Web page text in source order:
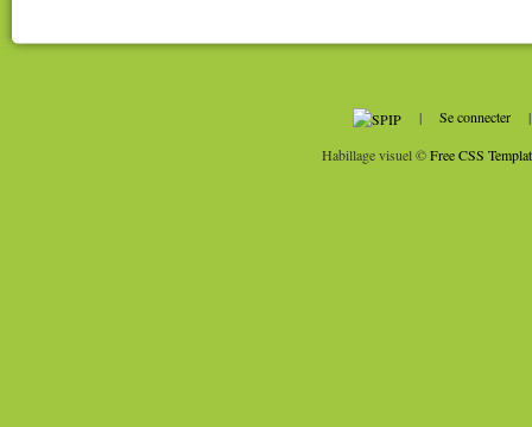
| Se connecter
Habillage visuel ©Free CSS